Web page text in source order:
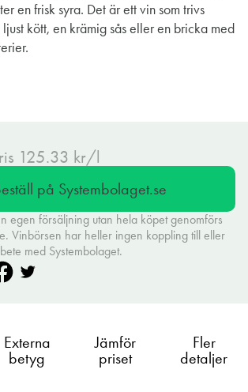
en frisk syra. Det är ett vin som trivs
kött, en krämig sås eller en bricka med
125.33 kr/l
på Systembolaget.se
egen försäljning utan hela köpet genomförs
Vinbörsen har heller ingen koppling till eller
med Systembolaget.
Externa
betyg
Jämför
priset
Fler
detaljer